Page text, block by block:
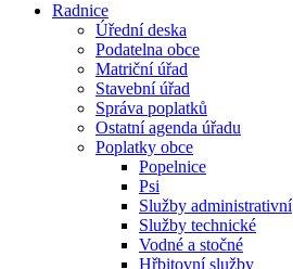
Radnice
Úřední deska
Podatelna obce
Matriční úřad
Stavební úřad
Správa poplatků
Ostatní agenda úřadu
Poplatky obce
Popelnice
Psi
Služby administrativní
Služby technické
Vodné a stočné
Hřbitovní služby